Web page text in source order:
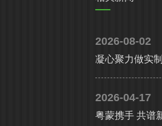
2026-08-02
2026-04-17